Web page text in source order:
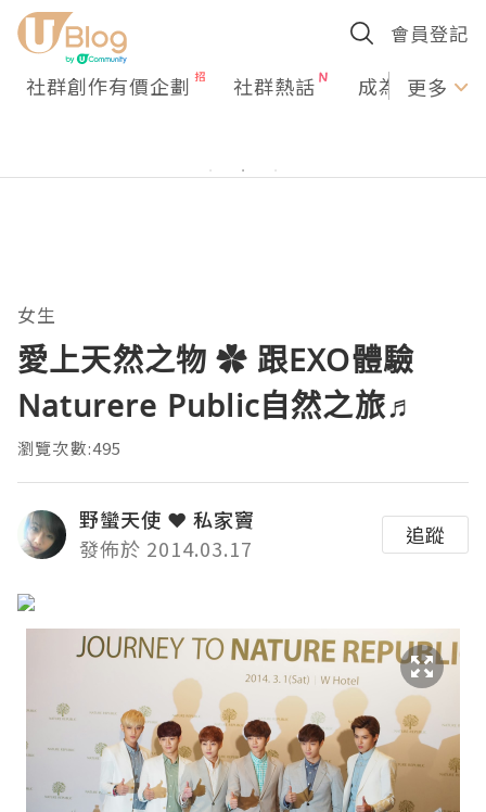
會員登記
社群創作有價企劃 社群熱話 成為U更多
女生
愛上天然之物 ✿ 跟EXO體驗
Naturere Public自然之旅♬
瀏覽次數:495
野蠻天使 ❤ 私家竇
發佈於 2014.03.17
追蹤